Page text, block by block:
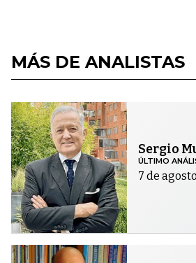
MÁS DE ANALISTAS
Sergio
ÚLTIMO
7 de agosto